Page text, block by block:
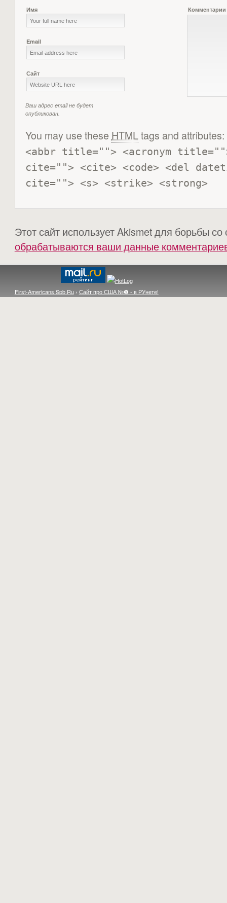
Имя
Email
Сайт
Ваш адрес email не будет
опубликован.
Комментарии
You may use these HTMLtags and attributes:
<abbr title=""> <acronym
cite=""> <cite> <code> <del
cite=""> <s> <strike> <strong>
Этот сайт использует Akismet для борьбы
обрабатываются ваши данные
First-Americans.Spb.Ru› Сайт про США №❶ - в РУнете!